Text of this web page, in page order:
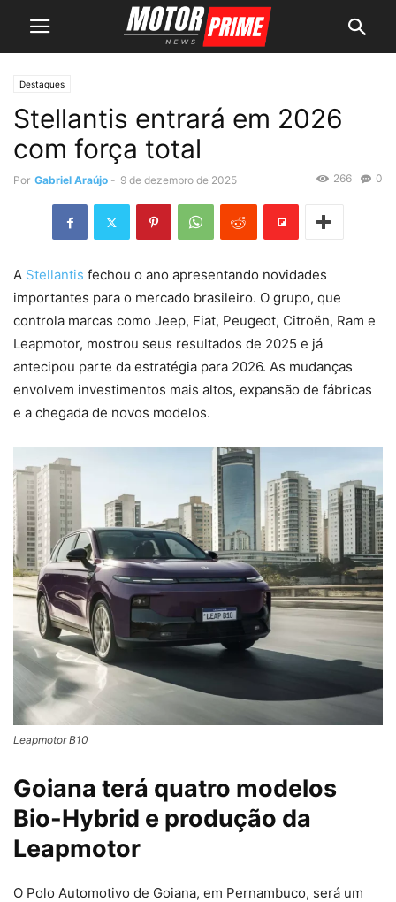
Destaques
Stellantis entrará em 2026
com força total
Por Gabriel Araújo - 9 de dezembro de 2025 0
266
A Stellantis fechou o ano apresentando novidades
importantes para o mercado brasileiro. O grupo, que
controla marcas como Jeep, Fiat, Peugeot, Citroën, Ram e
Leapmotor, mostrou seus resultados de 2025 e já
antecipou parte da estratégia para 2026. As mudanças
envolvem investimentos mais altos, expansão de fábricas
e a chegada de novos modelos.
Leapmotor B10
Goiana terá quatro modelos
Bio-Hybrid e produção da
Leapmotor
O Polo Automotivo de Goiana, em Pernambuco, será um